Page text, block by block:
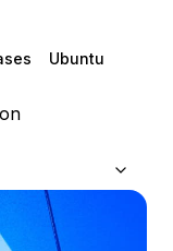
Ubuntu